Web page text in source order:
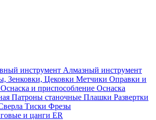
инструмент Алмазный инструмент
Зенковки, Цековки Метчики Оправки и
Оснаска и приспособление Оснаска
Патроны станочные Плашки Развертки
Тиски Фрезы
и цанги ER